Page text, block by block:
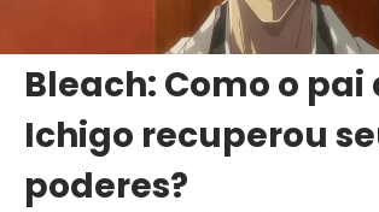
Bleach: Como o pai
Ichigo recuperou
poderes?